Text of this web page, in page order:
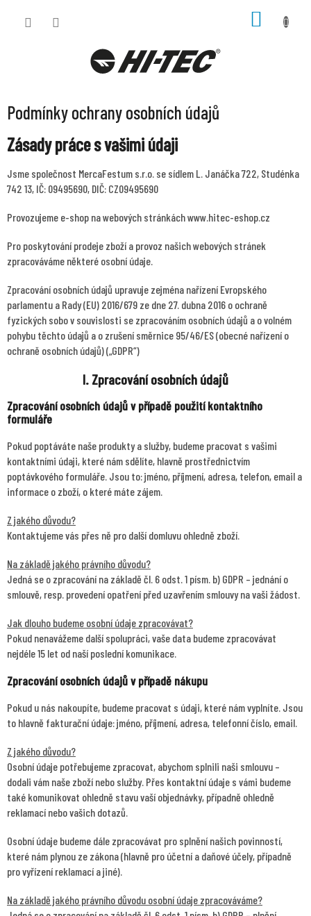
Podmínky ochrany osobních údajů
Zásady práce s vašimi údaji
Jsme společnost MercaFestum s.r.o. se sídlem L. Janáčka 722, Studénka
742 13, IČ: 09495690, DIČ: CZ09495690
Provozujeme e-shop na webových stránkách www.hitec-eshop.cz
Pro poskytování prodeje zboží a provoz našich webových stránek
zpracováváme některé osobní údaje.
Zpracování osobních údajů upravuje zejména nařízení Evropského
parlamentu a Rady (EU) 2016/679 ze dne 27. dubna 2016 o ochraně
fyzických sobo v souvislosti se zpracováním osobních údajů a o volném
pohybu těchto údajů a o zrušení směrnice 95/46/ES (obecné nařízení o
ochraně osobních údajů) („GDPR“)
I. Zpracování osobních údajů
Zpracování osobních údajů v případě použití kontaktního
formuláře
Pokud poptáváte naše produkty a služby, budeme pracovat s vašimi
kontaktními údaji, které nám sdělíte, hlavně prostřednictvím
poptávkového formuláře. Jsou to: jméno, příjmení, adresa, telefon, email a
informace o zboží, o které máte zájem.
Z jakého důvodu?
Kontaktujeme vás přes ně pro další domluvu ohledně zboží.
Na základě jakého právního důvodu?
Jedná se o zpracování na základě čl. 6 odst. 1 písm. b) GDPR – jednání o
smlouvě, resp. provedení opatření před uzavřením smlouvy na vaši žádost.
Jak dlouho budeme osobní údaje zpracovávat?
Pokud nenavážeme další spolupráci, vaše data budeme zpracovávat
nejdéle 15 let od naší poslední komunikace.
Zpracování osobních údajů v případě nákupu
Pokud u nás nakoupíte, budeme pracovat s údaji, které nám vyplníte. Jsou
to hlavně fakturační údaje: jméno, příjmení, adresa, telefonní číslo, email.
Z jakého důvodu?
Osobní údaje potřebujeme zpracovat, abychom splnili naši smlouvu –
dodali vám naše zboží nebo služby. Přes kontaktní údaje s vámi budeme
také komunikovat ohledně stavu vaší objednávky, případně ohledně
reklamací nebo vašich dotazů.
Osobní údaje budeme dále zpracovávat pro splnění našich povinností,
které nám plynou ze zákona (hlavně pro účetní a daňové účely, případně
pro vyřízení reklamací a jiné).
Na základě jakého právního důvodu osobní údaje zpracováváme?